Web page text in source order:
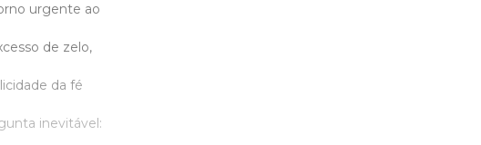
urgente ao
de zelo,
da fé
inevitável: